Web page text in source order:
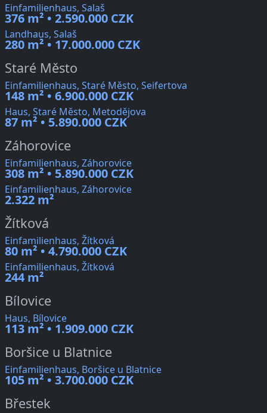
Einfamilienhaus, Salaš
376 m² • 2.590.000 CZK
Landhaus, Salaš
280 m² • 17.000.000 CZK
Staré Město
Einfamilienhaus, Staré Město, Seifertova
148 m² • 6.900.000 CZK
Haus, Staré Město, Metodějova
87 m² • 5.890.000 CZK
Záhorovice
Einfamilienhaus, Záhorovice
308 m² • 5.890.000 CZK
Einfamilienhaus, Záhorovice
2.322 m²
Žítková
Einfamilienhaus, Žítková
80 m² • 4.790.000 CZK
Einfamilienhaus, Žítková
244 m²
Bílovice
Haus, Bílovice
113 m² • 1.909.000 CZK
Boršice u Blatnice
Einfamilienhaus, Boršice u Blatnice
105 m² • 3.700.000 CZK
Břestek